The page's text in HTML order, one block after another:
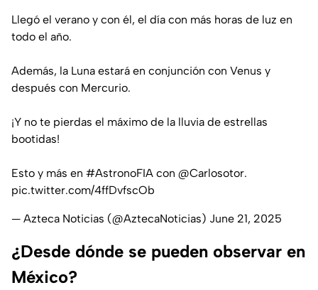
Llegó el verano y con él, el día con más horas de luz en
todo el año.
Además, la Luna estará en conjunción con Venus y
después con Mercurio.
¡Y no te pierdas el máximo de la lluvia de estrellas
bootidas!
Esto y más en #AstronoFIA con @Carlosotor.
pic.twitter.com/4ffDvfscOb
— Azteca Noticias (@AztecaNoticias) June 21, 2025
¿Desde dónde se pueden observar en
México?